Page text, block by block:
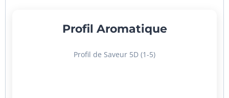
Profil Aromatique
Profil de Saveur 5D (1-5)